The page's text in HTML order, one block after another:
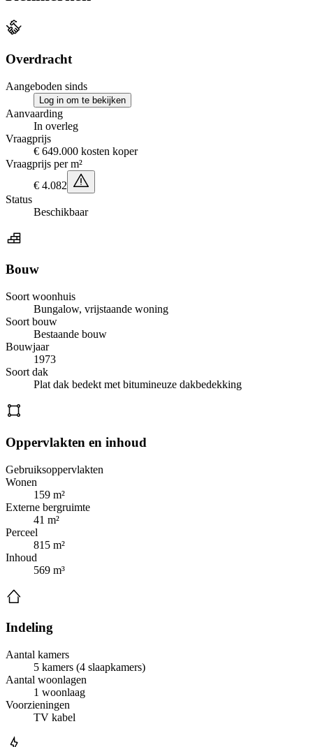
Overdracht
Aangeboden sinds
Log in om te bekijken
Aanvaarding
In overleg
Vraagprijs
€ 649.000 kosten koper
Vraagprijs per m²
€ 4.082
Status
Beschikbaar
Bouw
Soort woonhuis
Bungalow, vrijstaande woning
Soort bouw
Bestaande bouw
Bouwjaar
1973
Soort dak
Plat dak bedekt met bitumineuze dakbedekking
Oppervlakten en inhoud
Gebruiksoppervlakten
Wonen
159 m²
Externe bergruimte
41 m²
Perceel
815 m²
Inhoud
569 m³
Indeling
Aantal kamers
5 kamers (4 slaapkamers)
Aantal woonlagen
1 woonlaag
Voorzieningen
TV kabel